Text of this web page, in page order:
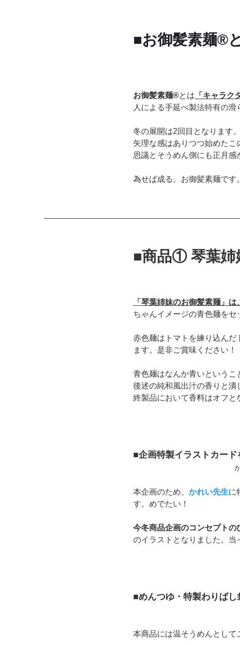
■お御髪素麺®
お御髪素麺®とは 「キャラク
人による手延べ製法特有の
冬の展開は2回目となります
矢理な感はありつつ始めたこ
思議とそうめん側にも正月感
為せば成る、お御髪素麺です。
■商品① 琴葉姉
「琴葉姉妹のお御髪素麺」
ちゃんイメージの青色麺をセ
赤色麺はトマトを練り込んだ
ます。是非ご賞味ください！
青色麺はなんか青いというこ
後述の純和風出汁の香りと
終製品において香料はオフと
■企画特製イラストカード
本企画のため、 かれい先生に
す。めでたい！
今冬商品企画のコンセプトの
のイラストとなりました。
■めんつゆ・特製わりばし
本商品には温そうめんとして